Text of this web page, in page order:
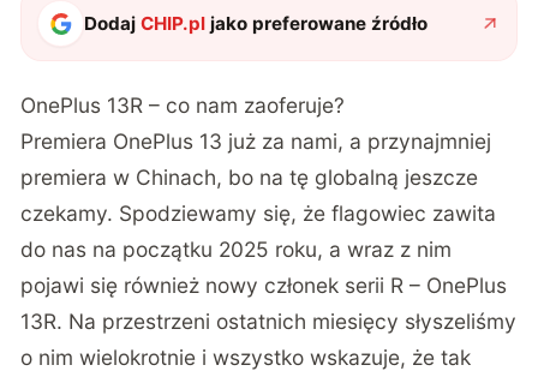
DodajCHIP.pl jako preferowane źródło
OnePlus 13R – co nam zaoferuje?
Premiera OnePlus 13 już za nami, a przynajmniej
premiera w Chinach, bo na tę globalną jeszcze
czekamy. Spodziewamy się, że flagowiec zawita
do nas na początku 2025 roku, a wraz z nim
pojawi się również nowy członek serii R – OnePlus
13R. Na przestrzeni ostatnich miesięcy słyszeliśmy
o nim wielokrotnie i wszystko wskazuje, że tak